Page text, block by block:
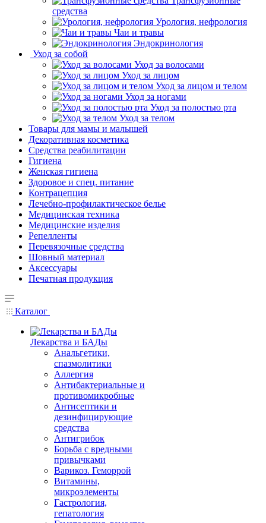
средства
Урология, нефрология
Чаи и травы
Эндокринология
Уход за собой
Уход за волосами
Уход за лицом
Уход за лицом и телом
Уход за ногами
Уход за полостью рта
Уход за телом
Товары для мамы и малышей
Декоративная косметика
Средства реабилитации
Гигиена
Женская гигиена
Здоровое и спец. питание
Контрацепция
Лечебно-профилактическое белье
Медицинская техника
Медицинские изделия
Репелленты
Перевязочные средства
Шовный материал
Аксессуары
Печатная продукция
Каталог
Лекарства и БАДы
Анальгетики,
спазмолитики
Аллергия
Антибактериальные и
противомикробные
Антисептики и
дезинфицирующие
средства
Антигрибок
Борьба с вредными
привычками
Варикоз. Геморрой
Витамины,
микроэлементы
Гастрология,
гепатология